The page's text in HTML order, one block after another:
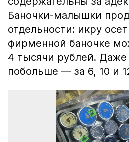
Баночки-малышки
отдельности: икру
фирменной баночке
4 тысячи рублей.
побольше — за 6, 10 и